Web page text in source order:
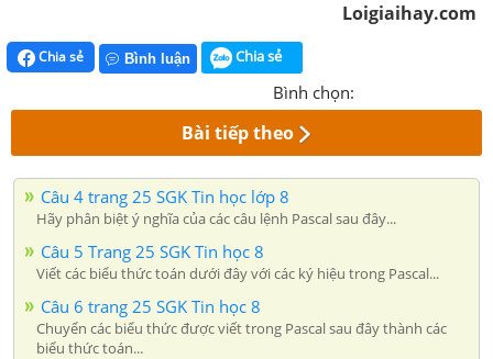
Loigiaihay.com
Chia sẻ Bình luận Chia sẻ
Bình chọn:
Bài tiếp theo
Câu 4 trang 25 SGK Tin học lớp 8
Hãy phân biệt ý nghĩa của các câu lệnh Pascal sau đây...
Câu 5 Trang 25 SGK Tin học 8
Viết các biểu thức toán dưới đây với các ký hiệu trong Pascal...
Câu 6 trang 25 SGK Tin học 8
Chuyển các biểu thức được viết trong Pascal sau đây thành các
biểu thức toán...